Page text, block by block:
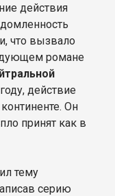
действия
что вызвало
романе
действие
Он
принят как в
тему
серию